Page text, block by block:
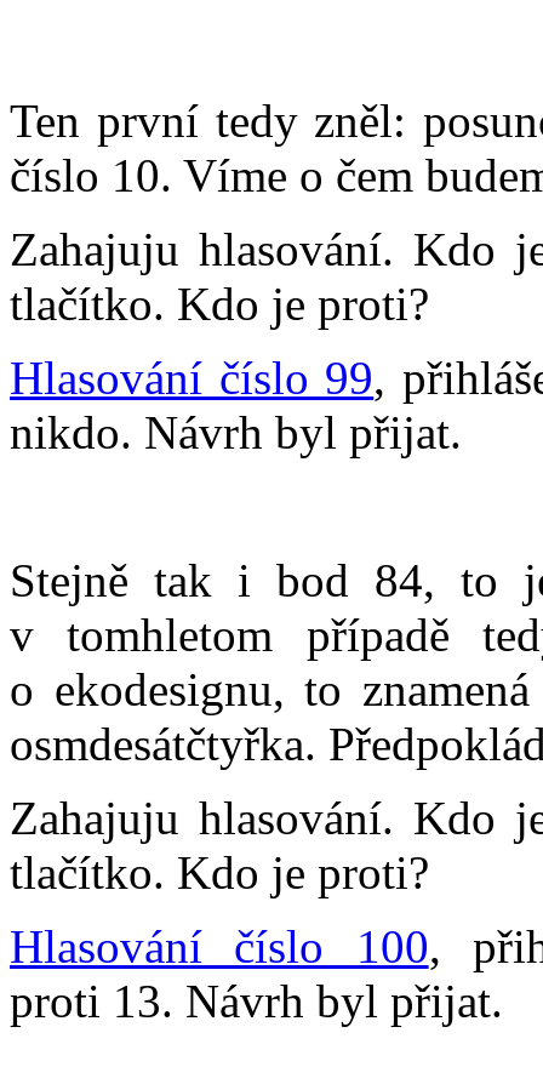
Ten první tedy zněl:
číslo 10. Víme o čem
Zahajuju hlasování. Kdo
tlačítko. Kdo je proti?
Hlasování číslo 99,
nikdo. Návrh byl přijat.
Stejně tak i bod 84, to
v tomhletom případě
o ekodesignu, to
osmdesátčtyřka.
Zahajuju hlasování. Kdo
tlačítko. Kdo je proti?
Hlasování číslo 100,
proti 13. Návrh byl přijat.